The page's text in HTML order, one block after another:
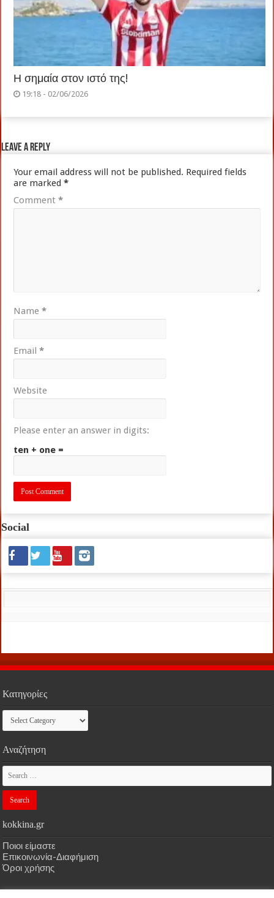
Η σημαία στον ιστό της!
19:18 - 02/06/2026
Leave a Reply
Your email address will not be published. Required fields
are marked*
Comment*
Name*
Email*
Website
Please enter an answer in digits:
ten + one =
Social
Κατηγορίες
Κατηγορίες
Αναζήτηση
kokkina.gr
Ποιοι είμαστε
Επικοινωνία-Διαφήμιση
Όροι χρήσης